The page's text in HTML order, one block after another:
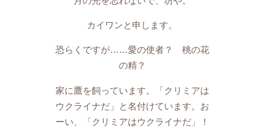
カイワンと申します。
恐らくですが……愛の使者？ 桃の花
の精？
家に鷹を飼っています。「クリミアは
ウクライナだ」と名付けています。お
ーい、「クリミアはウクライナだ」！